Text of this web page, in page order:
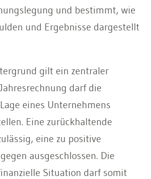
und bestimmt, wie
und Ergebnisse dargestellt
gilt ein zentraler
darf die
eines Unternehmens
Eine zurückhaltende
eine zu positive
ausgeschlossen. Die
Situation darf somit